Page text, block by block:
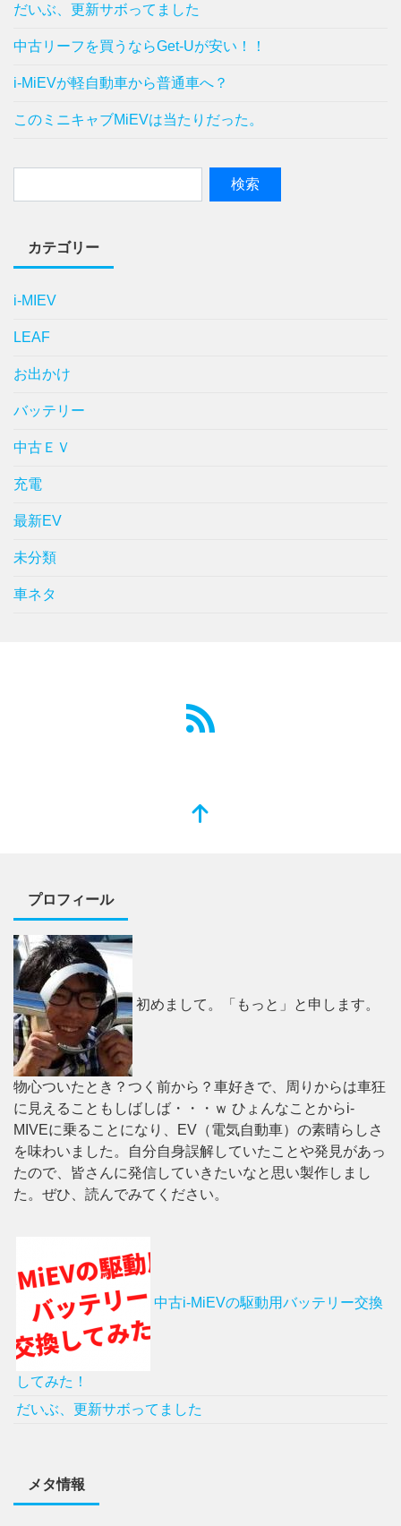
だいぶ、更新サボってました
中古リーフを買うならGet-Uが安い！！
i-MiEVが軽自動車から普通車へ？
このミニキャブMiEVは当たりだった。
カテゴリー
i-MIEV
LEAF
お出かけ
バッテリー
中古ＥＶ
充電
最新EV
未分類
車ネタ
プロフィール
初めまして。「もっと」と申します。
物心ついたとき？つく前から？車好きで、周りからは車狂
に見えることもしばしば・・・ｗ ひょんなことからi-
MIVEに乗ることになり、EV（電気自動車）の素晴らしさ
を味わいました。自分自身誤解していたことや発見があっ
たので、皆さんに発信していきたいなと思い製作しまし
た。ぜひ、読んでみてください。
中古i-MiEVの駆動用バッテリー交換
してみた！
だいぶ、更新サボってました
メタ情報